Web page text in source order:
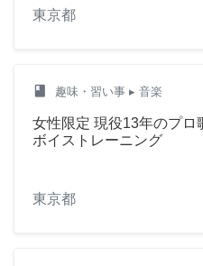
東京都
class 趣味・習い事 ▸ 音楽
女性限定 現役13年のプロ
ボイストレーニング
東京都